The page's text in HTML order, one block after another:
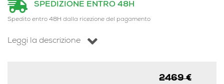
SPEDIZIONE ENTRO 48H
Spedito entro 48H dalla ricezione del pagamento
Leggi la descrizione
2469 €